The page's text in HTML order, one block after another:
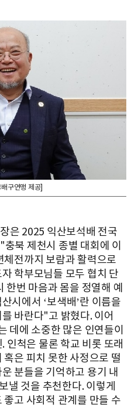
구연맹 제공]
은 2025 익산보석배 전국
북 제천시 종별 대회에 이
체전까지 보람과 활력으로
학부모님들 모두 협치 단
한번 마음과 몸을 정열해 예
시에서 ‘보색배’란 이름을
바란다"고 밝혔다. 이어
데에 소중한 많은 인연들이
인척은 물론 학교 비롯 또래
은 피치 못한 사정으로 떨
분들을 기억하고 용기 내
낼 것을 추천한다. 이렇게
고 사회적 관계를 만들 수